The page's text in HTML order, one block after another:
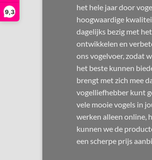
9,3
het hele jaar door
hoogwaardige
dagelijks bezig met het
ontwikkelen en
ons vogelvoer, zodat
het beste kunnen
brengt met zich mee
vogelliefhebber kunt
vele mooie vogels in
werken alleen online,
kunnen we de
een scherpe prijs